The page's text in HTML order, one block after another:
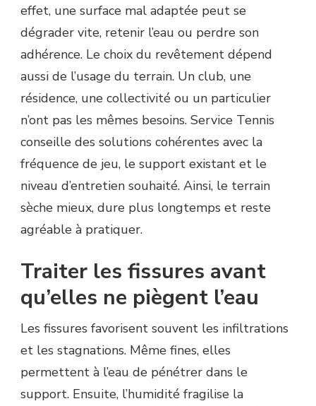
effet, une surface mal adaptée peut se
dégrader vite, retenir l’eau ou perdre son
adhérence. Le choix du revêtement dépend
aussi de l’usage du terrain. Un club, une
résidence, une collectivité ou un particulier
n’ont pas les mêmes besoins. Service Tennis
conseille des solutions cohérentes avec la
fréquence de jeu, le support existant et le
niveau d’entretien souhaité. Ainsi, le terrain
sèche mieux, dure plus longtemps et reste
agréable à pratiquer.
Traiter les fissures avant
qu’elles ne piègent l’eau
Les fissures favorisent souvent les infiltrations
et les stagnations. Même fines, elles
permettent à l’eau de pénétrer dans le
support. Ensuite, l’humidité fragilise la